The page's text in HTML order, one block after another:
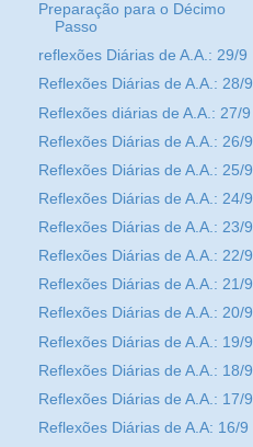
Preparação para o Décimo
Passo
reflexões Diárias de A.A.: 29/9
Reflexões Diárias de A.A.: 28/9
Reflexões diárias de A.A.: 27/9
Reflexões Diárias de A.A.: 26/9
Reflexões Diárias de A.A.: 25/9
Reflexões Diárias de A.A.: 24/9
Reflexões Diárias de A.A.: 23/9
Reflexões Diárias de A.A.: 22/9
Reflexões Diárias de A.A.: 21/9
Reflexões Diárias de A.A.: 20/9
Reflexões Diárias de A.A.: 19/9
Reflexões Diárias de A.A.: 18/9
Reflexões Diárias de A.A.: 17/9
Reflexões Diárias de A.A: 16/9